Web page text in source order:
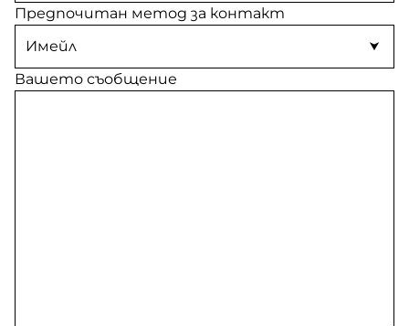
Предпочитан метод за контакт
Вашето съобщение